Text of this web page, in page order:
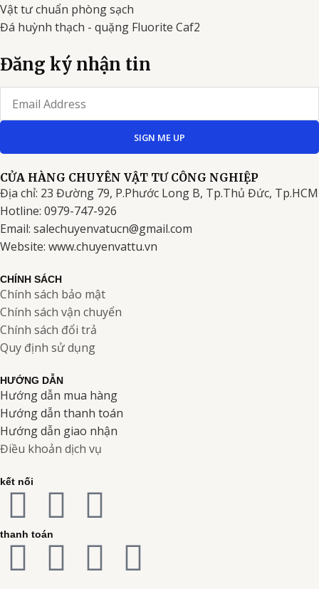
Vật tư chuẩn phòng sạch
Đá huỳnh thạch - quặng Fluorite Caf2
Đăng ký nhận tin
SIGN ME UP
CỬA HÀNG CHUYÊN VẬT TƯ CÔNG NGHIỆP
Địa chỉ: 23 Đường 79, P.Phước Long B, Tp.Thủ Đức, Tp.HCM
Hotline: 0979-747-926
Email: salechuyenvatucn@gmail.com
Website: www.chuyenvattu.vn
CHÍNH SÁCH
Chính sách bảo mật
Chính sách vận chuyển
Chính sách đổi trả
Quy định sử dụng
HƯỚNG DẪN
Hướng dẫn mua hàng
Hướng dẫn thanh toán
Hướng dẫn giao nhận
Điều khoản dịch vụ
kết nối
F
a
c
I
n
s
Y
o
u
thanh toán
C C C C